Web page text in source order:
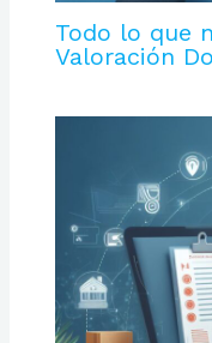
Todo lo que
Valoración